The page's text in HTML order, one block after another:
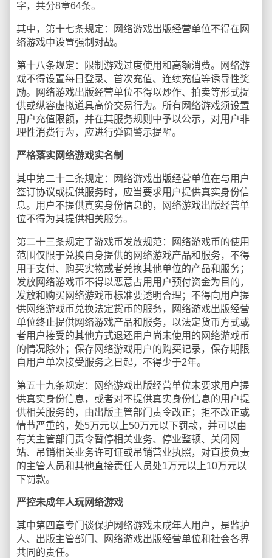
字，共分8章64条。
其中，第十七条规定：网络游戏出版经营单位不得在网
络游戏中设置强制对战。
第十八条规定：限制游戏过度使用和高额消费。网络游
戏不得设置每日登录、首次充值、连续充值等诱导性奖
励。网络游戏出版经营单位不得以炒作、拍卖等形式提
供或纵容虚拟道具高价交易行为。所有网络游戏须设置
用户充值限额，并在其服务规则中予以公示，对用户非
理性消费行为，应进行弹窗警示提醒。
严格落实网络游戏实名制
其中第二十二条规定：网络游戏出版经营单位在与用户
签订协议或提供服务时，应当要求用户提供真实身份信
息。用户不提供真实身份信息的，网络游戏出版经营单
位不得为其提供相关服务。
第二十三条规定了游戏币发放规范：网络游戏币的使用
范围仅限于兑换自身提供的网络游戏产品和服务，不得
用于支付、购买实物或者兑换其他单位的产品和服务；
发放网络游戏币不得以恶意占用用户预付资金为目的，
发放和购买网络游戏币标准要透明合理；不得向用户提
供网络游戏币兑换法定货币的服务，网络游戏出版经营
单位终止提供网络游戏产品和服务，以法定货币方式或
者用户接受的其他方式退还用户尚未使用的网络游戏币
的情况除外；保存网络游戏用户的购买记录，保存期限
自用户单次接受服务之日起，不得少于2年。
第五十九条规定：网络游戏出版经营单位未要求用户提
供真实身份信息，或者对不提供真实身份信息的用户提
供相关服务的，由出版主管部门责令改正；拒不改正或
情节严重的，处5万元以上50万元以下罚款，并可以由
有关主管部门责令暂停相关业务、停业整顿、关闭网
站、吊销相关业务许可证或吊销营业执照，对直接负责
的主管人员和其他直接责任人员处1万元以上10万元以
下罚款。
严控未成年人玩网络游戏
其中第四章专门谈保护网络游戏未成年人用户，是监护
人、出版主管部门、网络游戏出版经营单位和社会各界
共同的责任。